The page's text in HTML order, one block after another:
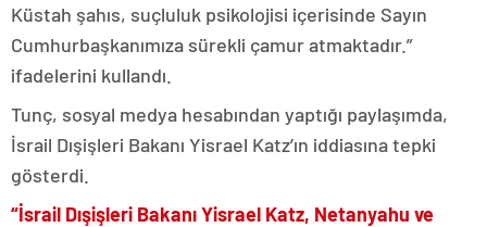
Küstah şahıs, suçluluk psikolojisi içerisinde Sayın
Cumhurbaşkanımıza sürekli çamur atmaktadır.”
ifadelerini kullandı.
Tunç, sosyal medya hesabından yaptığı paylaşımda,
İsrail Dışişleri Bakanı Yisrael Katz’ın iddiasına tepki
gösterdi.
“İsrail Dışişleri Bakanı Yisrael Katz, Netanyahu ve